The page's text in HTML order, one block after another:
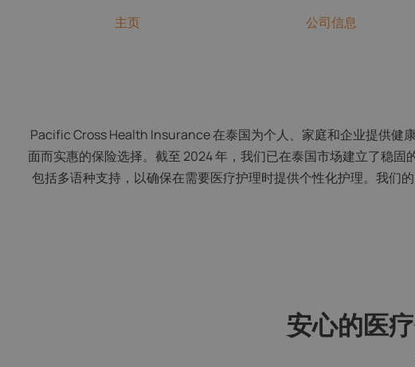
主页 公司信息
Pacific Cross Health Insurance 在泰国为个人、家庭和企业提供健
面而实惠的保险选择。截至 2024 年，我们已在泰国市场建立了稳
包括多语种支持，以确保在需要医疗护理时提供个性化护理。我们
安心的医